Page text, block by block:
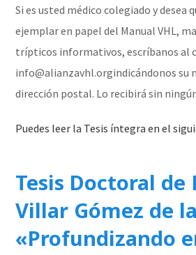
Si es usted médico colegiado y desea
ejemplar en papel del Manual VHL,
trípticos informativos, escríbanos al
info@alianzavhl.orgindicándonos su
dirección postal. Lo recibirá sin
Puedes leer la Tesis íntegra en el
Tesis Doctoral de
Villar Gómez de
«Profundizando